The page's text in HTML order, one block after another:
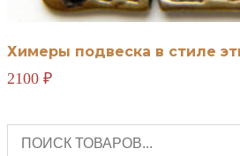
Химеры подвеска в стиле
2100 ₽